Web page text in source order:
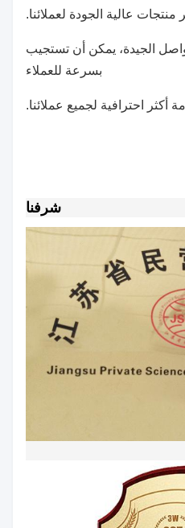
منتجات عالية الجودة لعملائنا.
الجيدة، يمكن أن تستجيب
بسرعة للعملاء
أكثر احترافية لجميع عملائنا.
شرفنا